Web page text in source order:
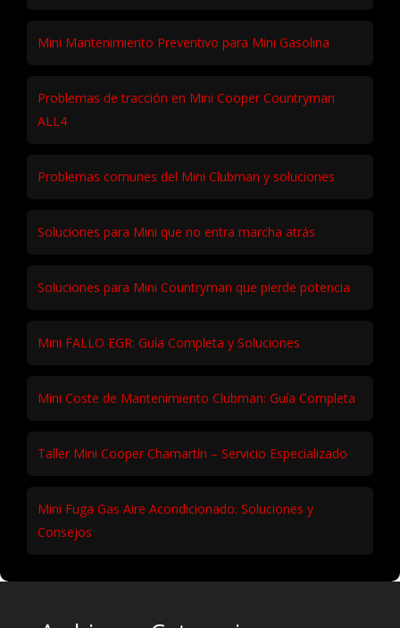
Mini Mantenimiento Preventivo para Mini Gasolina
Problemas de tracción en Mini Cooper Countryman
ALL4
Problemas comunes del Mini Clubman y soluciones
Soluciones para Mini que no entra marcha atrás
Soluciones para Mini Countryman que pierde potencia
Mini FALLO EGR: Guía Completa y Soluciones
Mini Coste de Mantenimiento Clubman: Guía Completa
Taller Mini Cooper Chamartín – Servicio Especializado
Mini Fuga Gas Aire Acondicionado: Soluciones y
Consejos